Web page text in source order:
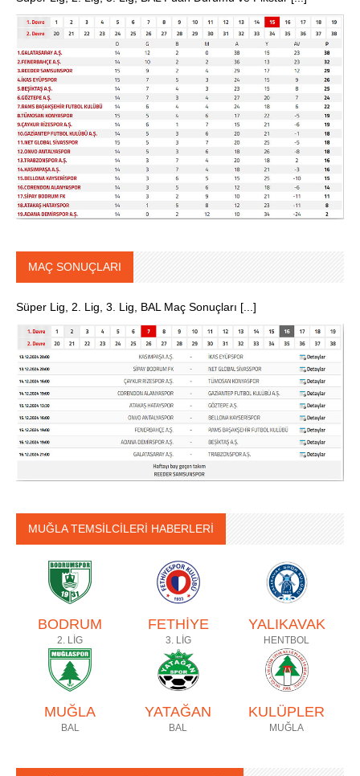
MAÇ SONUÇLARI
Süper Lig, 2. Lig, 3. Lig, BAL Maç Sonuçları [...]
MUĞLA TEMSİLCİLERİ HABERLERİ
BODRUM
2. LİG
FETHİYE
3. LİG
YALIKAVAK
HENTBOL
MUĞLA
BAL
YATAĞAN
BAL
KULÜPLER
MUĞLA